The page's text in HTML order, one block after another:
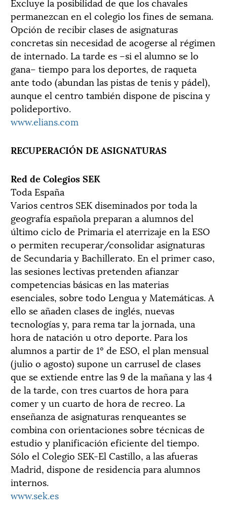
permanezcan en el colegio los fines de semana.
Opción de recibir clases de asignaturas
concretas sin necesidad de acogerse al régimen
de internado. La tarde es –si el alumno se lo
gana– tiempo para los deportes, de raqueta
ante todo (abundan las pistas de tenis y pádel),
aunque el centro también dispone de piscina y
polideportivo.
www.elians.com
RECUPERACIÓN DE ASIGNATURAS
Red de Colegios SEK
Toda España
Varios centros SEK diseminados por toda la
geografía española preparan a alumnos del
último ciclo de Primaria el aterrizaje en la ESO
o permiten recuperar/consolidar asignaturas
de Secundaria y Bachillerato. En el primer caso,
las sesiones lectivas pretenden afianzar
competencias básicas en las materias
esenciales, sobre todo Lengua y Matemáticas. A
ello se añaden clases de inglés, nuevas
tecnologías y, para rema tar la jornada, una
hora de natación u otro deporte. Para los
alumnos a partir de 1º de ESO, el plan mensual
(julio o agosto) supone un carrusel de clases
que se extiende entre las 9 de la mañana y las 4
de la tarde, con tres cuartos de hora para
comer y un cuarto de hora de recreo. La
enseñanza de asignaturas renqueantes se
combina con orientaciones sobre técnicas de
estudio y planificación eficiente del tiempo.
Sólo el Colegio SEK-El Castillo, a las afueras
Madrid, dispone de residencia para alumnos
internos.
www.sek.es